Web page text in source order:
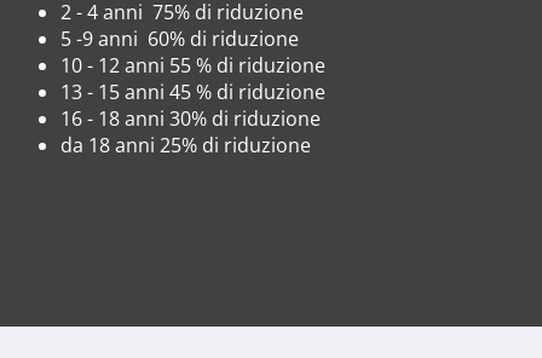
2 - 4 anni 75% di riduzione
5 -9 anni 60% di riduzione
10 - 12 anni 55 % di riduzione
13 - 15 anni 45 % di riduzione
16 - 18 anni 30% di riduzione
da 18 anni 25% di riduzione